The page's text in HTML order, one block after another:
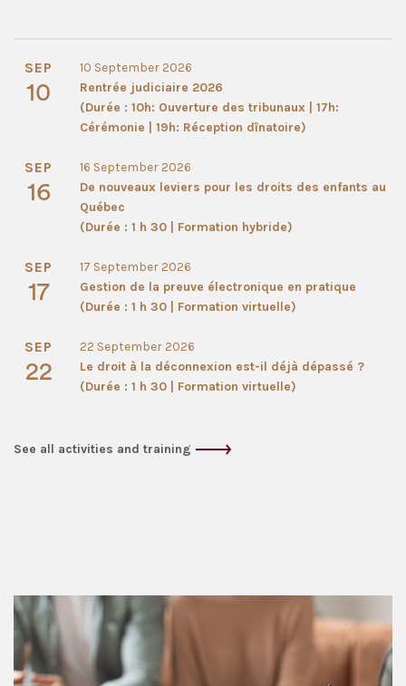
SEP
10
10 September 2026
Rentrée judiciaire 2026
(Durée : 10h: Ouverture des tribunaux | 17h:
Cérémonie | 19h: Réception dînatoire)
SEP
16
16 September 2026
De nouveaux leviers pour les droits des enfants au
Québec
(Durée : 1 h 30 | Formation hybride)
SEP
17
17 September 2026
Gestion de la preuve électronique en pratique
(Durée : 1 h 30 | Formation virtuelle)
SEP
22
22 September 2026
Le droit à la déconnexion est-il déjà dépassé ?
(Durée : 1 h 30 | Formation virtuelle)
See all activities and training